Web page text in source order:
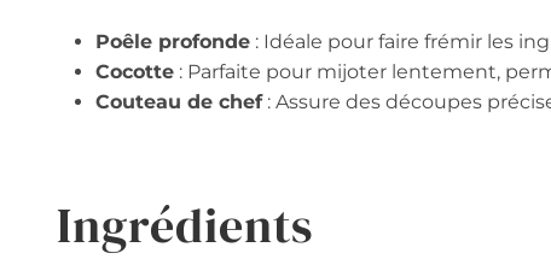
Poêle profonde : Idéale pour faire frémir les
Cocotte : Parfaite pour mijoter lentement,
Couteau de chef: Assure des découpes
Ingrédients